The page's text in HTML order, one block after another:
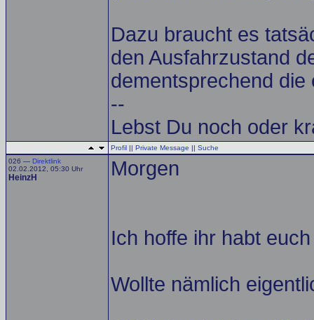
Dazu braucht es
den Ausfahrzustand
dementsprechend
--
Lebst Du noch oder
Profil || Private Message || Suche
026 — Direktlink
02.02.2012, 05:30 Uhr
HeinzH Morgen
Ich hoffe ihr habt
Wollte nämlich